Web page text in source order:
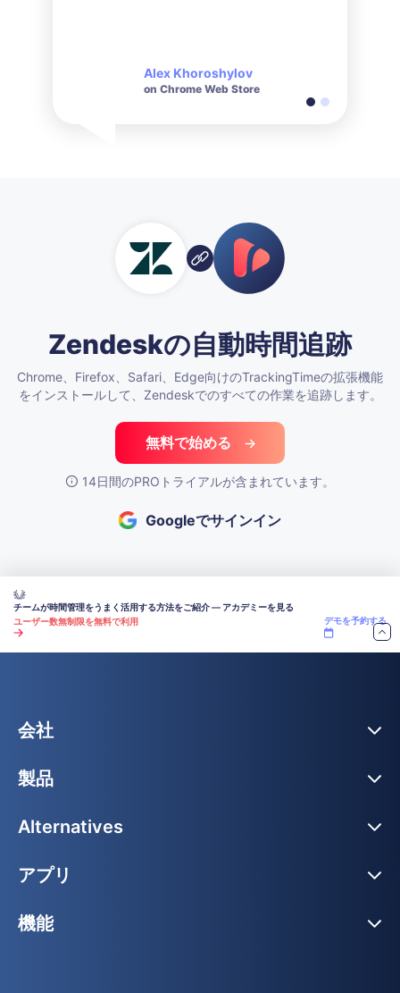
Alex Khoroshylov
on Chrome Web Store
Salvador Carranza
on Chrome Web Store
Zendeskの自動時間追跡
Chrome、Firefox、Safari、Edge向けのTrackingTimeの拡張機能
をインストールして、Zendeskでのすべての作業を追跡します。
無料で始める
14日間のPROトライアルが含まれています。
Googleでサインイン
チームが時間管理をうまく活用する方法をご紹介 — アカデミーを見る
ユーザー数無制限を無料で利用
デモを予約する
会社
製品
Alternatives
アプリ
機能